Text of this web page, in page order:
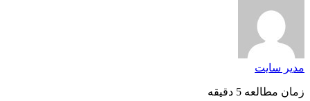
مدیر سایت
زمان مطالعه 5 دقیقه